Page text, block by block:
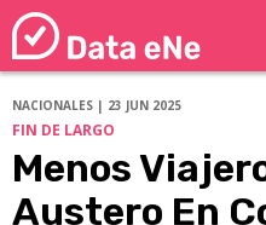
NACIONALES | 23 JUN 2025
FIN DE LARGO
Menos
Austero En